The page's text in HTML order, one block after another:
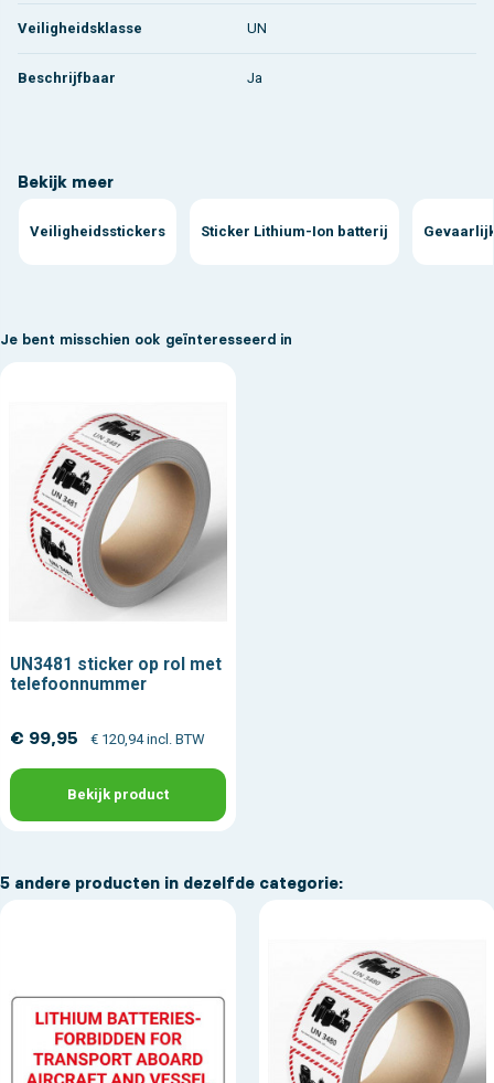
Veiligheidsklasse UN
Beschrijfbaar Ja
Bekijk meer
Veiligheidsstickers Sticker Lithium-Ion batterij
Je bent misschien ook geïnteresseerd in
UN3481 sticker op rol met
telefoonnummer
€ 99,95 € 120,94 incl. BTW
Bekijk product
5 andere producten in dezelfde categorie: